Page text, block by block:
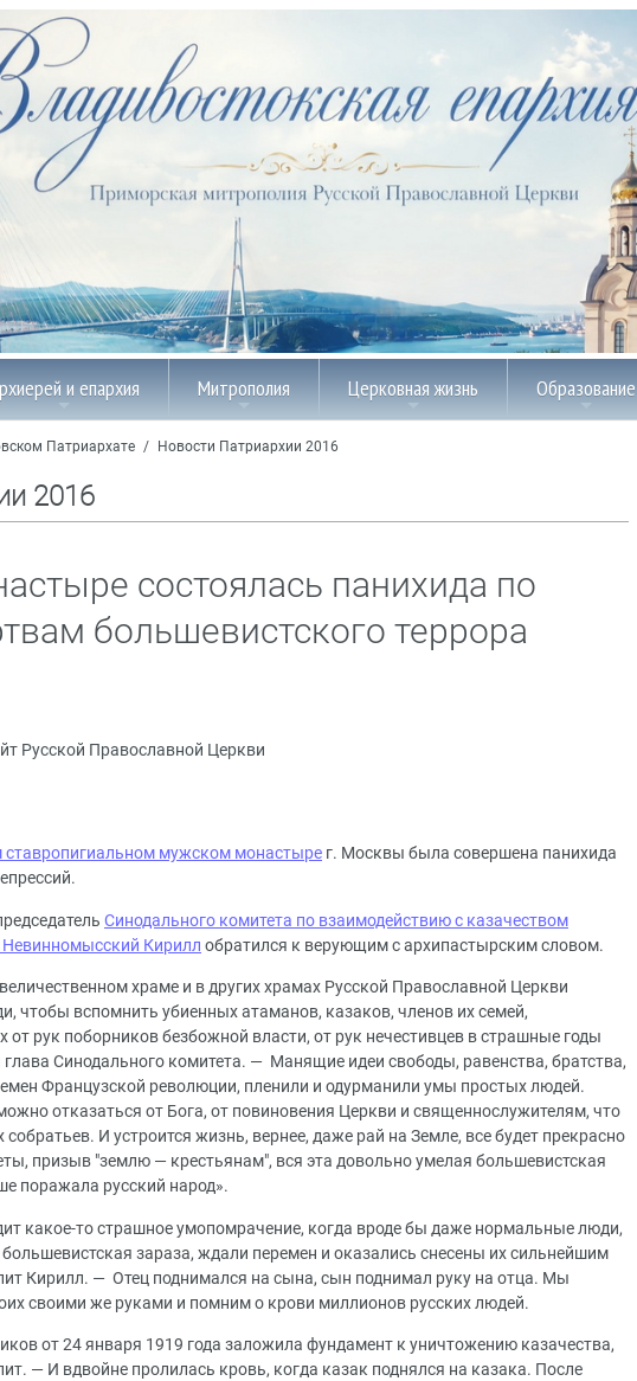
и епархия Митрополия Церковная жизнь Образование
Патриархате / Новости Патриархии 2016
2016
состоялась панихида по
большевистского террора
Русской Православной Церкви
мужском монастыре г. Москвы была совершена панихида
Синодального комитета по взаимодействию с казачеством
Кирилл обратился к верующим с архипастырским словом.
храме и в других храмах Русской Православной Церкви
чтобы вспомнить убиенных атаманов, казаков, членов их семей,
рук поборников безбожной власти, от рук нечестивцев в страшные годы
Синодального комитета. — Манящие идеи свободы, равенства, братства,
Французской революции, пленили и одурманили умы простых людей.
отказаться от Бога, от повиновения Церкви и священнослужителям, что
И устроится жизнь, вернее, даже рай на Земле, все будет прекрасно
призыв "землю — крестьянам", вся эта довольно умелая большевистская
поражала русский народ».
какое-то страшное умопомрачение, когда вроде бы даже нормальные люди,
зараза, ждали перемен и оказались снесены их сильнейшим
Кирилл. — Отец поднимался на сына, сын поднимал руку на отца. Мы
своими же руками и помним о крови миллионов русских людей.
от 24 января 1919 года заложила фундамент к уничтожению казачества,
— И вдвойне пролилась кровь, когда казак поднялся на казака. После